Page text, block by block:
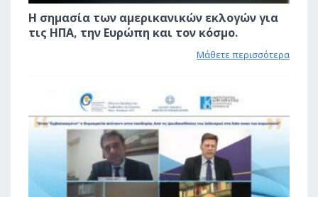
Η σημασία των αμερικανικών εκλογών για
τις ΗΠΑ, την Ευρώπη και τον κόσμο.
Μάθετε περισσότερα